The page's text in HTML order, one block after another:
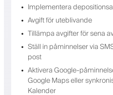
Implementera
Avgift för uteblivande
Tillämpa avgifter för sena
Ställ in påminnelser via
post
Aktivera Google-
Google Maps eller
Kalender